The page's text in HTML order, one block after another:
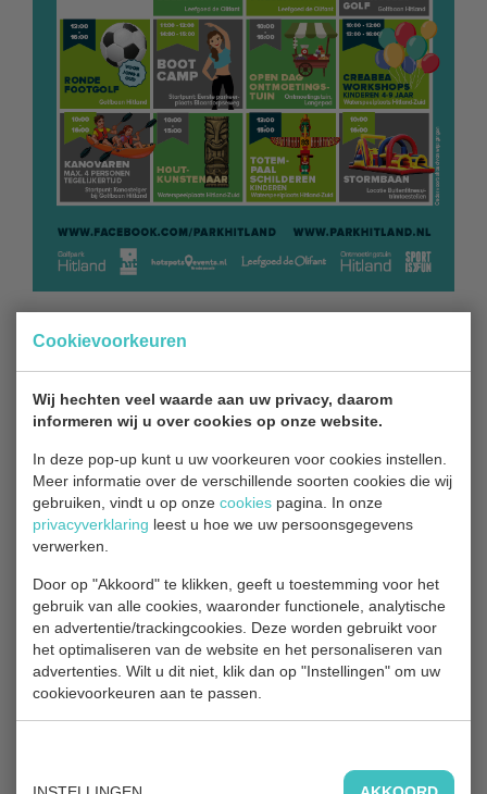
Cookievoorkeuren
Wij hechten veel waarde aan uw privacy, daarom
informeren wij u over cookies op onze website.
In deze pop-up kunt u uw voorkeuren voor cookies instellen.
Meer informatie over de verschillende soorten cookies die wij
gebruiken, vindt u op onze cookies pagina. In onze
privacyverklaring leest u hoe we uw persoonsgegevens
verwerken.
Door op "Akkoord" te klikken, geeft u toestemming voor het
gebruik van alle cookies, waaronder functionele, analytische
en advertentie/trackingcookies. Deze worden gebruikt voor
het optimaliseren van de website en het personaliseren van
advertenties. Wilt u dit niet, klik dan op "Instellingen" om uw
cookievoorkeuren aan te passen.
Plattegrond